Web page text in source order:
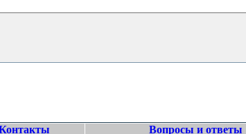
Вопросы и ответы